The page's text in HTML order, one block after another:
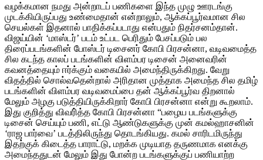
வழக்கமான நமது அன்றாடப் பணிகளை இந்த முழு ஊரடங்கு
முடக்கியிருப்பது உண்மைதான் என்றாலும், ஆக்கப்பூர்வமான சில
செயல்கள் இதனால் பாதிக்கப்படாது என்பதும் நிதர்சனம்தான்.
விஜய்யின் ‘மாஸ்டர்’ படம் உட்பட பெரிதும் பேசப்படும் பல
திரைப்படங்களின் போஸ்டர் டிசைனர் கோபி பிரசன்னா, வடிவமைத்த
சில கடந்த காலப் படங்களின் விளம்பர டிசைன் அனைவரின்
கவனத்தையும் ஈர்க்கும் வகையில் அமைந்திருக்கிறது. வேறு
விதத்தில் சொல்வதென்றால் அரிதான முத்தாக அமைந்த சில தமிழ்
படங்களின் விளம்பர வடிவமைப்பை தன் ஆக்கப்பூர்வ திறனால்
மேலும் அழகு படுத்தியிருக்கிறார் கோபி பிரசன்னா என்று கூறலாம்.
இது குறித்து விவரி்த்த கோபி பிரசன்னா “பழைய படங்களுக்கு
டிசைன் செய்யும் பணி, எட்டு ஆண்டுகளுக்கு முன் கமல்ஹாசனின்
‘ராஜ பார்வை’ படத்திலிருந்து தொடங்கியது. கமல் சாரிடமிருந்து
இதற்குக் கிடைத்த பாராட்டு, மறக்க முடியாத தருணமாக எனக்கு
அமைந்ததுடன் மேலும் இது போன்ற படங்களுக்குப் பணியாற்ற